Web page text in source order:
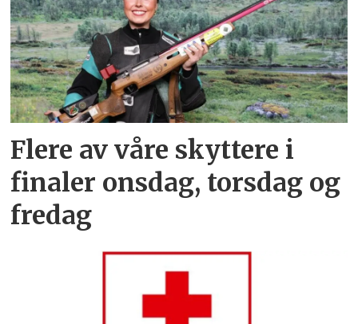
Flere av våre skyttere i
finaler onsdag, torsdag og
fredag